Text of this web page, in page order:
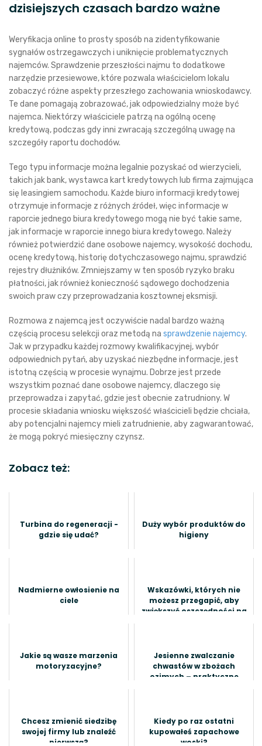
dzisiejszych czasach bardzo ważne
Weryfikacja online to prosty sposób na zidentyfikowanie
sygnałów ostrzegawczych i uniknięcie problematycznych
najemców. Sprawdzenie przeszłości najmu to dodatkowe
narzędzie przesiewowe, które pozwala właścicielom lokalu
zobaczyć różne aspekty przeszłego zachowania wnioskodawcy.
Te dane pomagają zobrazować, jak odpowiedzialny może być
najemca. Niektórzy właściciele patrzą na ogólną ocenę
kredytową, podczas gdy inni zwracają szczególną uwagę na
szczegóły raportu dochodów.
Tego typu informacje można legalnie pozyskać od wierzycieli,
takich jak bank, wystawca kart kredytowych lub firma zajmująca
się leasingiem samochodu. Każde biuro informacji kredytowej
otrzymuje informacje z różnych źródeł, więc informacje w
raporcie jednego biura kredytowego mogą nie być takie same,
jak informacje w raporcie innego biura kredytowego. Należy
również potwierdzić dane osobowe najemcy, wysokość dochodu,
ocenę kredytową, historię dotychczasowego najmu, sprawdzić
rejestry dłużników. Zmniejszamy w ten sposób ryzyko braku
płatności, jak również konieczność sądowego dochodzenia
swoich praw czy przeprowadzania kosztownej eksmisji.
Rozmowa z najemcą jest oczywiście nadal bardzo ważną
częścią procesu selekcji oraz metodą na sprawdzenie najemcy.
Jak w przypadku każdej rozmowy kwalifikacyjnej, wybór
odpowiednich pytań, aby uzyskać niezbędne informacje, jest
istotną częścią w procesie wynajmu. Dobrze jest przede
wszystkim poznać dane osobowe najemcy, dlaczego się
przeprowadza i zapytać, gdzie jest obecnie zatrudniony. W
procesie składania wniosku większość właścicieli będzie chciała,
aby potencjalni najemcy mieli zatrudnienie, aby zagwarantować,
że mogą pokryć miesięczny czynsz.
Zobacz też:
Turbina do regeneracji -
gdzie się udać?
Duży wybór produktów do
higieny
Nadmierne owłosienie na
ciele
Wskazówki, których nie
możesz przegapić, aby
zwiększyć oszczędności na
Jakie są wasze marzenia
motoryzacyjne?
Jesienne zwalczanie
chwastów w zbożach
ozimych – praktyczne
Chcesz zmienić siedzibę
swojej firmy lub znaleźć
pierwszą?
Kiedy po raz ostatni
kupowałeś zapachowe
woski?